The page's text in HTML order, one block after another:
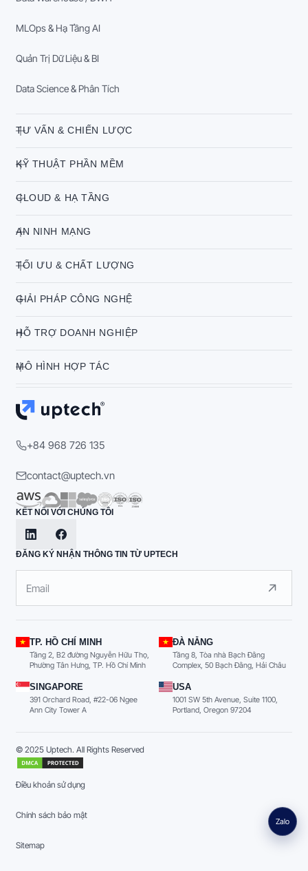
MLOps & Hạ Tầng AI
Quản Trị Dữ Liệu & BI
Data Science & Phân Tích
TƯ VẤN & CHIẾN LƯỢC
KỸ THUẬT PHẦN MỀM
CLOUD & HẠ TẦNG
AN NINH MẠNG
TỐI ƯU & CHẤT LƯỢNG
GIẢI PHÁP CÔNG NGHỆ
HỖ TRỢ DOANH NGHIỆP
MÔ HÌNH HỢP TÁC
+84 968 726 135
contact@uptech.vn
KẾT NỐI VỚI CHÚNG TÔI
ĐĂNG KÝ NHẬN THÔNG TIN TỪ UPTECH
TP. HỒ CHÍ MINH
Tầng 2, B2 đường Nguyễn Hữu Thọ,
Phường Tân Hưng, TP. Hồ Chí Minh
ĐÀ NẴNG
Tầng 8, Tòa nhà Bạch Đằng
Complex, 50 Bạch Đằng, Hải Châu
SINGAPORE
391 Orchard Road, #22-06 Ngee
Ann City Tower A
USA
1001 SW 5th Avenue, Suite 1100,
Portland, Oregon 97204
© 2025 Uptech. All Rights Reserved
Điều khoản sử dụng
Chính sách bảo mật
Sitemap
Zalo